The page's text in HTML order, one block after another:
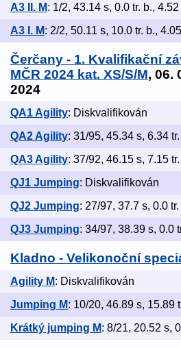
A3 II. M: 1/2, 43.14 s, 0.0 tr. b.,
A3 I. M: 2/2, 50.11 s, 10.0 tr. b.,
Čerčany - 1. Kvalifikační
MČR 2024 kat. XS/S/M, 06.
2024
QA1 Agility: Diskvalifikován
QA2 Agility: 31/95, 45.34 s, 6.34
QA3 Agility: 37/92, 46.15 s, 7.15
QJ1 Jumping: Diskvalifikován
QJ2 Jumping: 27/97, 37.7 s, 0.0
QJ3 Jumping: 34/97, 38.39 s, 0.0
Kladno - Velikonoční
Agility M: Diskvalifikován
Jumping M: 10/20, 46.89 s, 15.89
Krátký jumping M: 8/21, 20.52 s,